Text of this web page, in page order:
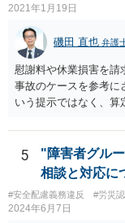
2021年1月19日
磯田 直也 弁護
慰謝料や休業損害を請
事故のケースを参考に
いう提示ではなく、算
面、針刺し事故につい
ースが多く、早期解
得ないかとも思いま
などには、弁護士へ
への依頼が必要になる
らうために、一度法律
5
"障害者グル
相談と対応に
#安全配慮義務違反 #労災
2024年6月7日